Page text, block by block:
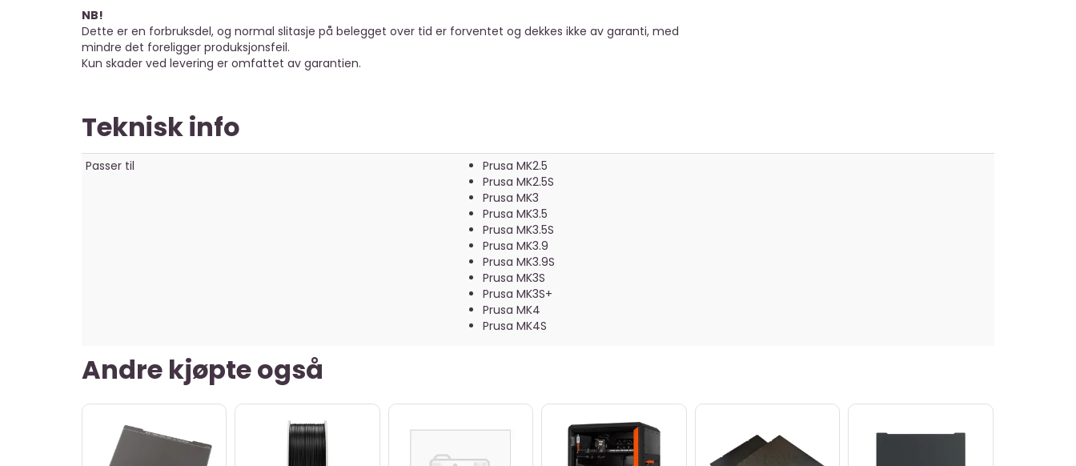
NB!
Dette er en forbruksdel, og normal slitasje på belegget over tid er forventet og dekkes ikke av garanti, med
mindre det foreligger produksjonsfeil.
Kun skader ved levering er omfattet av garantien.
Teknisk info
Passer til
Prusa MK2.5
Prusa MK2.5S
Prusa MK3
Prusa MK3.5
Prusa MK3.5S
Prusa MK3.9
Prusa MK3.9S
Prusa MK3S
Prusa MK3S+
Prusa MK4
Prusa MK4S
Andre kjøpte også